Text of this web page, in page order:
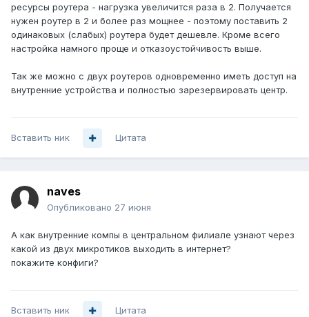
ресурсы роутера - нагрузка увеличится раза в 2. Получается
нужен роутер в 2 и более раз мощнее - поэтому поставить 2
одинаковых (слабых) роутера будет дешевле. Кроме всего
настройка намного проще и отказоустойчивость выше.
Так же можно с двух роутеров одновременно иметь доступ на
внутренние устройства и полностью зарезервировать центр.
Вставить ник Цитата
naves
Опубликовано 27 июня
А как внутренние компы в центральном филиале узнают через
какой из двух микротиков выходить в интернет?
покажите конфиги?
Вставить ник Цитата